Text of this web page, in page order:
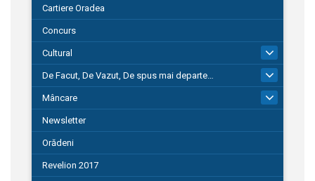
Cartiere Oradea
Concurs
Cultural
De Facut, De Vazut, De spus mai departe…
580
Mâncare
Newsletter
Orădeni
Revelion 2017